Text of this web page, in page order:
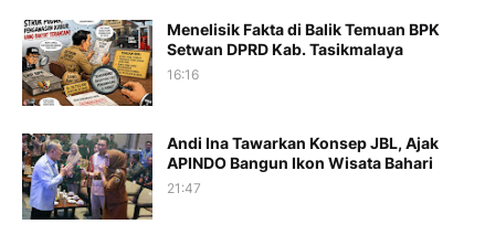
Menelisik Fakta di Balik Temuan BPK
Setwan DPRD Kab. Tasikmalaya
16:16
Andi Ina Tawarkan Konsep JBL, Ajak
APINDO Bangun Ikon Wisata Bahari
21:47